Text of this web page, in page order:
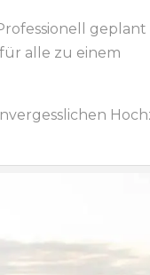
geplant
alle zu einem